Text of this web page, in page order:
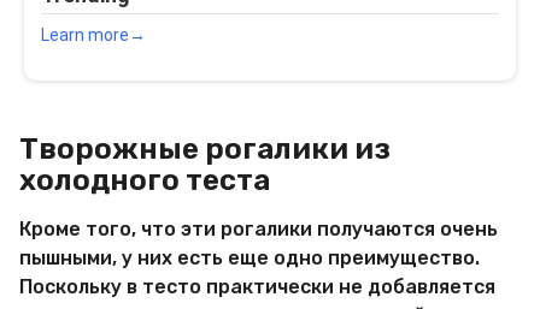
Творожные рогалики из
холодного теста
Кроме того, что эти рогалики получаются очень
пышными, у них есть еще одно преимущество.
Поскольку в тесто практически не добавляется